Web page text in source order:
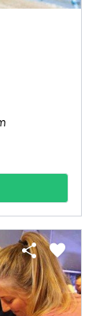
share favorite